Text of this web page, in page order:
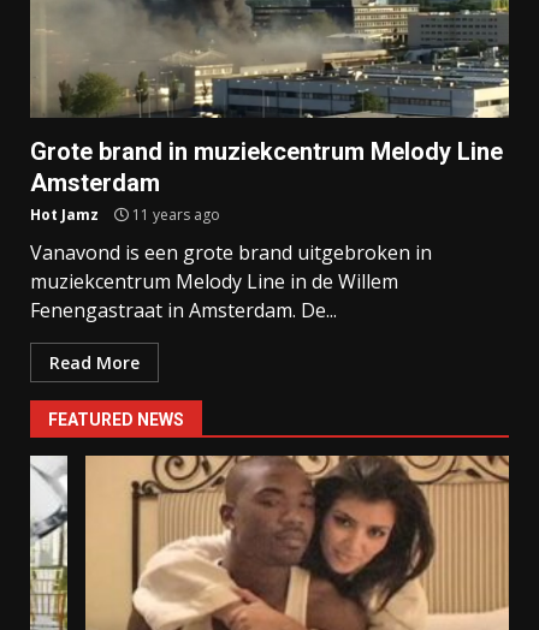
Grote brand in muziekcentrum Melody Line
Amsterdam
Hot Jamz 11 years ago
Vanavond is een grote brand uitgebroken in
muziekcentrum Melody Line in de Willem
Fenengastraat in Amsterdam. De...
Read More
FEATURED NEWS